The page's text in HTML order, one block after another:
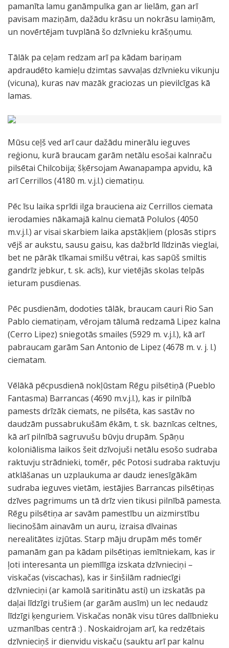
pamanīta lamu ganāmpulka gan ar lielām, gan arī
pavisam maziņām, dažādu krāsu un nokrāsu lamiņām,
un novērtējam tuvplānā šo dzīvnieku krāšņumu.
Tālāk pa ceļam redzam arī pa kādam bariņam
apdraudēto kamieļu dzimtas savvaļas dzīvnieku vikunju
(vicuna), kuras nav mazāk graciozas un pievilcīgas kā
lamas.
Mūsu ceļš ved arī caur dažādu minerālu ieguves
reģionu, kurā braucam garām netālu esošai kalnraču
pilsētai Chilcobija; šķērsojam Awanapampa apvidu, kā
arī Cerrillos (4180 m. v.j.l.) ciematiņu.
Pēc īsu laika sprīdi ilga brauciena aiz Cerrillos ciemata
ierodamies nākamajā kalnu ciematā Polulos (4050
m.v.j.l.) ar visai skarbiem laika apstākļiem (plosās stiprs
vējš ar aukstu, sausu gaisu, kas dažbrīd līdzinās vieglai,
bet ne pārāk tīkamai smilšu vētrai, kas sapūš smiltis
gandrīz jebkur, t. sk. acīs), kur vietējās skolas telpās
ieturam pusdienas.
Pēc pusdienām, dodoties tālāk, braucam cauri Rio San
Pablo ciematiņam, vērojam tālumā redzamā Lipez kalna
(Cerro Lipez) sniegotās smailes (5929 m. v.j.l.), kā arī
pabraucam garām San Antonio de Lipez (4678 m. v. j. l.)
ciematam.
Vēlākā pēcpusdienā nokļūstam Rēgu pilsētiņā (Pueblo
Fantasma) Barrancas (4690 m.v.j.l.), kas ir pilnībā
pamests drīzāk ciemats, ne pilsēta, kas sastāv no
daudzām pussabrukušām ēkām, t. sk. baznīcas celtnes,
kā arī pilnībā sagruvušu būvju drupām. Spāņu
koloniālisma laikos šeit dzīvojuši netālu esošo sudraba
raktuvju strādnieki, tomēr, pēc Potosi sudraba raktuvju
atklāšanas un uzplaukuma ar daudz ienesīgākām
sudraba ieguves vietām, iestājies Barrancas pilsētiņas
dzīves pagrimums un tā drīz vien tikusi pilnībā pamesta.
Rēgu pilsētiņa ar savām pamestību un aizmirstību
liecinošām ainavām un auru, izraisa dīvainas
nerealitātes izjūtas. Starp māju drupām mēs tomēr
pamanām gan pa kādam pilsētiņas iemītniekam, kas ir
ļoti interesanta un piemīlīga izskata dzīvnieciņi –
viskačas (viscachas), kas ir šinšilām radniecīgi
dzīvnieciņi (ar kamolā saritinātu asti) un izskatās pa
daļai līdzīgi trušiem (ar garām ausīm) un lec nedaudz
līdzīgi ķenguriem. Viskačas nonāk visu tūres dalībnieku
uzmanības centrā :) . Noskaidrojam arī, ka redzētais
dzīvnieciņš ir dienvidu viskaču (sauktu arī par kalnu